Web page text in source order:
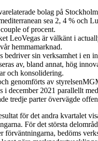
bolag på
sea 2, 4 % och
of procent.
LeoVegas är välkänt i
hemmamarknad.
bedriver sin verksamhet i en
av, bland annat, hög
och konsolidering.
genomförts av
i december 2021 parallellt
tredje parter övervägde
för det andra kvartalet
För det största
förväntningarna, bedöms